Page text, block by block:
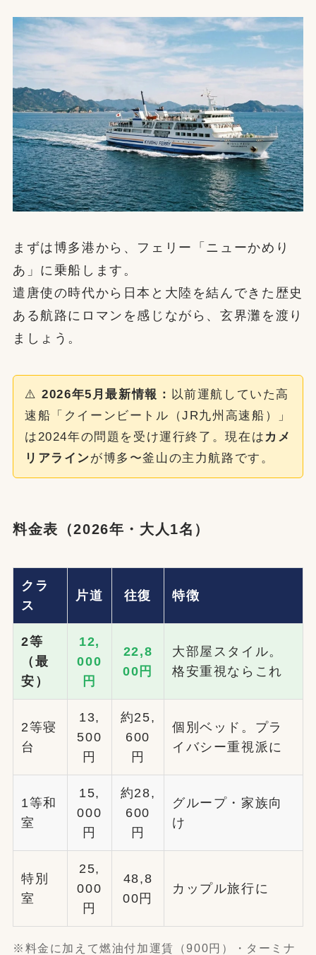
まずは博多港から、フェリー「ニューかめり
あ」に乗船します。
遣唐使の時代から日本と大陸を結んできた歴史
ある航路にロマンを感じながら、玄界灘を渡り
ましょう。
⚠️2026年5月最新情報： 以前運航していた高
速船「クイーンビートル（JR九州高速船）」
は2024年の問題を受け運行終了。現在は カメ
リアラインが博多〜釜山の主力航路です。
料金表（2026年・大人1名）
クラ
ス
片道 往復 特徴
2等
（最
安）
12,
000
円
22,8
00円
大部屋スタイル。
格安重視ならこれ
2等寝
台
13,
500
円
約25,
600
円
個別ベッド。プラ
イバシー重視派に
1等和
室
15,
000
円
約28,
600
円
グループ・家族向
け
特別
室
25,
000
円
48,8
00円
カップル旅行に
※料金に加えて燃油付加運賃（900円）・ターミナ